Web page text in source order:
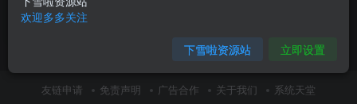
付费资源 ￥2
3月16日 09:12
友链申请 免责声明 广告合作 关于我们 系统天堂
欢迎多多关注
下雪啦资源站 立即设置